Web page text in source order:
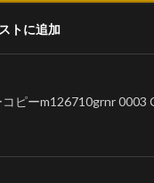
トに追加
ピーm126710grnr 0003